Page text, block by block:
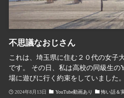
不思議なおじさん
これは、埼玉県に住む２０代の女子
です。 その日、私は高校の同級生の
場に遊びに行く約束をしていました
2024年8月13日 YouTube動画あり 怖い話＆